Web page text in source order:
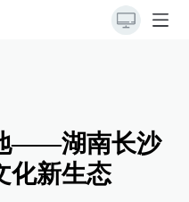
——湖南长沙
化新生态